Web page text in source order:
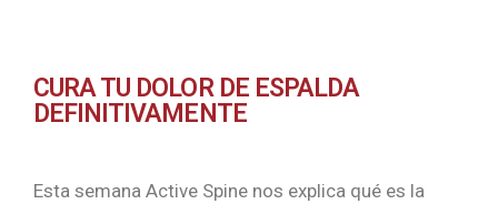
CURA TU DOLOR DE ESPALDA
DEFINITIVAMENTE
Esta semana Active Spine nos explica qué es la